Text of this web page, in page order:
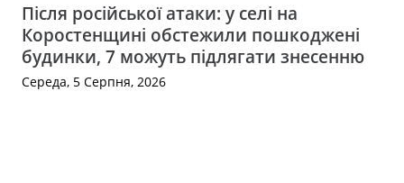
Після російської атаки: у селі на
Коростенщині обстежили пошкоджені
будинки, 7 можуть підлягати знесенню
Середа, 5 Серпня, 2026